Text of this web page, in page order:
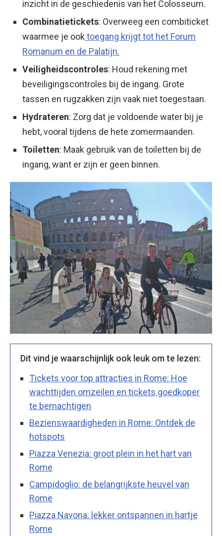
inzicht in de geschiedenis van het Colosseum.
Combinatietickets: Overweeg een combiticket
waarmee je ook toegang krijgt tot het Forum
Romanum en de Palatijn.
Veiligheidscontroles: Houd rekening met
beveiligingscontroles bij de ingang. Grote
tassen en rugzakken zijn vaak niet toegestaan.
Hydrateren: Zorg dat je voldoende water bij je
hebt, vooral tijdens de hete zomermaanden.
Toiletten: Maak gebruik van de toiletten bij de
ingang, want er zijn er geen binnen.
Dit vind je waarschijnlijk ook leuk om te lezen:
Tickets voor top attracties in Rome: Hoe
wachttijden omzeilen en tickets goedkoper
te bemachtigen
Bezienswaardigheden in Rome: Ontdek de
hotspots
Piazza Venezia: groot plein in het hart van
Rome
Campidoglio: de belangrijkste heuvel van
Rome
Piazza Navona: lekker ontspannen in hartje
Rome